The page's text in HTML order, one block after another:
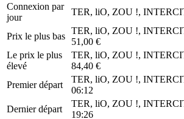
Connexion par
jour
TER, liO, ZOU !,
Prix ​​le plus bas
TER, liO, ZOU !,
51,00 €
Le prix le plus
élevé
TER, liO, ZOU !,
84,40 €
Premier départ
TER, liO, ZOU !,
06:12
Dernier départ
TER, liO, ZOU !,
19:26